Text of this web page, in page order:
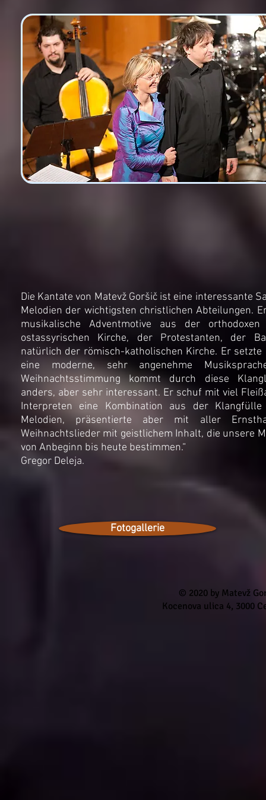
Die Kantate von Matevž Goršič ist eine interessante
Melodien der wichtigsten christlichen Abteilungen.
musikalische Adventmotive aus der
ostassyrischen Kirche, der Protestanten, der
natürlich der römisch-katholischen Kirche. Er setzte
eine moderne, sehr angenehme
Weihnachtsstimmung kommt durch diese
anders, aber sehr interessant. Er schuf mit viel
Interpreten eine Kombination aus der Klangfülle
Melodien, präsentierte aber mit aller
Weihnachtslieder mit geistlichem Inhalt, die unsere
von Anbeginn bis heute bestimmen.“
Gregor Deleja.
Fotogallerie
© 2020 by Matevž
Kocenova ulica 4, 3000